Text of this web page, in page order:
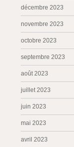
décembre 2023
novembre 2023
octobre 2023
septembre 2023
août 2023
juillet 2023
juin 2023
mai 2023
avril 2023